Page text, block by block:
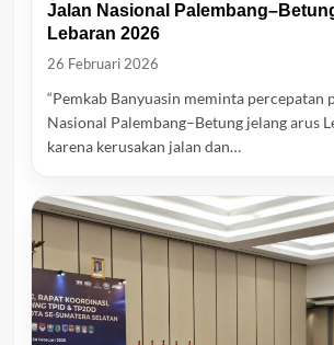
Jalan Nasional
Lebaran 2026
26 Februari 2026
“Pemkab Banyuasin meminta percepatan
Nasional Palembang–Betung jelang arus
karena kerusakan jalan dan…